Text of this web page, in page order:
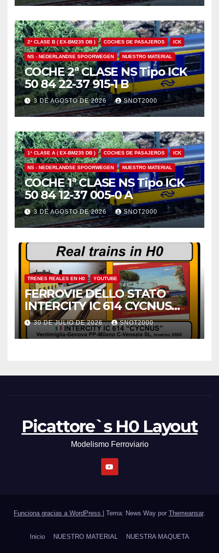
2ª CLASE B ( EX-BM235 DB ) COCHES DE PASAJEROS ICK
NS - NEDERLANDSE SPOORWEGEN NUESTRO MATERIAL
COCHE 2ª CLASE NS Tipo ICK
50 84 22-37 915-1 B
3 DE AGOSTO DE 2026 SNOT2000
1ª CLASE A ( EX-BM235 DB ) COCHES DE PASAJEROS ICK
NS - NEDERLANDSE SPOORWEGEN NUESTRO MATERIAL
COCHE 1ª CLASE NS Tipo ICK
50 84 12-37 005-0 A
3 DE AGOSTO DE 2026 SNOT2000
TRENES REALES EN H0 YOUTUBE
FERROVIE DELLO STATO
INTERCITY IC 614 CYCNUS
INVERNO 2000
30 DE JULIO DE 2026 SNOT2000
Picattore`s H0 Layout
Modelismo Ferroviario
Funciona gracias a WordPress Tema: News Way por Themeansar.
Inicio NUESTRO MATERIAL NUESTRA MAQUETA